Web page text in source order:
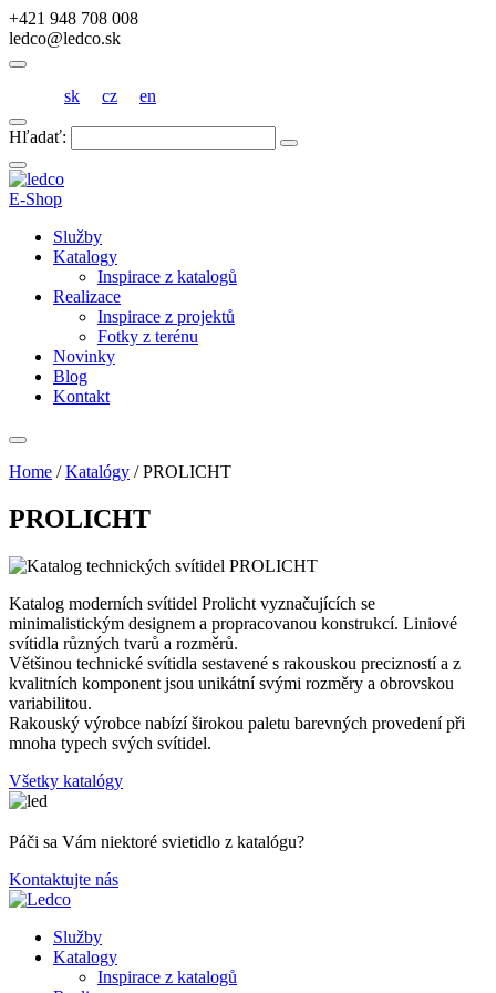
+421 948 708 008
ledco@ledco.sk
sk cz en
Hľadať:
E-Shop
Služby
Katalogy
Inspirace z katalogů
Realizace
Inspirace z projektů
Fotky z terénu
Novinky
Blog
Kontakt
Home /Katalógy /PROLICHT
PROLICHT
Katalog moderních svítidel Prolicht vyznačujících se
minimalistickým designem a propracovanou konstrukcí. Liniové
svítidla různých tvarů a rozměrů.
Většinou technické svítidla sestavené s rakouskou precizností a z
kvalitních komponent jsou unikátní svými rozměry a obrovskou
variabilitou.
Rakouský výrobce nabízí širokou paletu barevných provedení při
mnoha typech svých svítidel.
Všetky katalógy
Páči sa Vám niektoré svietidlo z katalógu?
Kontaktujte nás
Služby
Katalogy
Inspirace z katalogů